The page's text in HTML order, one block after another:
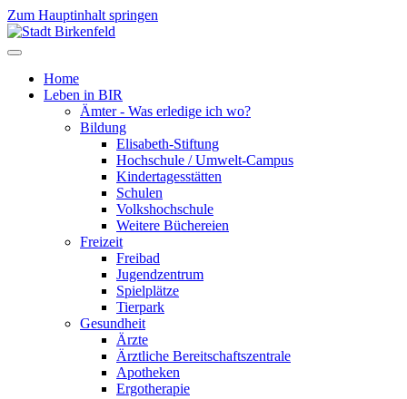
Zum Hauptinhalt springen
Home
Leben in BIR
Ämter - Was erledige ich wo?
Bildung
Elisabeth-Stiftung
Hochschule / Umwelt-Campus
Kindertagesstätten
Schulen
Volkshochschule
Weitere Büchereien
Freizeit
Freibad
Jugendzentrum
Spielplätze
Tierpark
Gesundheit
Ärzte
Ärztliche Bereitschaftszentrale
Apotheken
Ergotherapie